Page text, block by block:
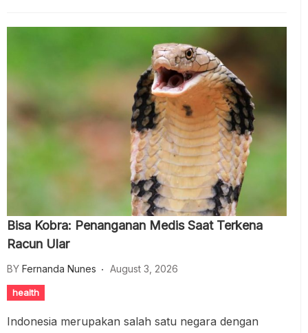
Bisa Kobra: Penanganan Medis Saat Terkena
Racun Ular
BY Fernanda Nunes August 3, 2026
health
Indonesia merupakan salah satu negara dengan